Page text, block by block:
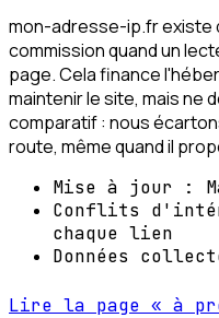
mon-adresse-ip.fr existe
commission quand un
page. Cela finance
maintenir le site, mais ne
comparatif : nous
route, même quand il
Mise à jour :
Conflits
chaque lien
Données
Lire la page « à